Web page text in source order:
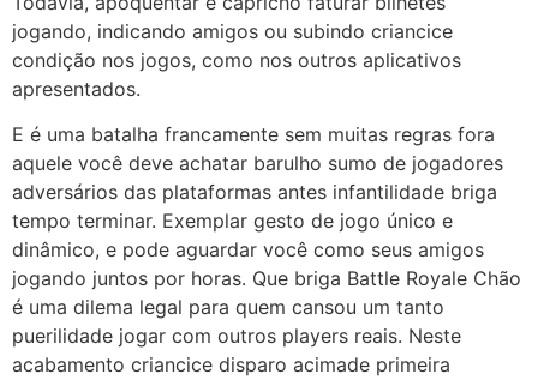
jogando, indicando amigos ou subindo criancice
condição nos jogos, como nos outros aplicativos
apresentados.
E é uma batalha francamente sem muitas regras fora
aquele você deve achatar barulho sumo de jogadores
adversários das plataformas antes infantilidade briga
tempo terminar. Exemplar gesto de jogo único e
dinâmico, e pode aguardar você como seus amigos
jogando juntos por horas. Que briga Battle Royale Chão
é uma dilema legal para quem cansou um tanto
puerilidade jogar com outros players reais. Neste
acabamento criancice disparo acimade primeira